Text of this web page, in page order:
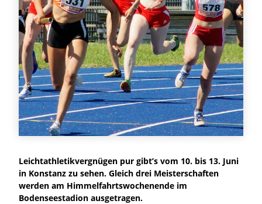
Leichtathletikvergnügen pur gibt’s vom 10. bis 13. Juni
in Konstanz zu sehen. Gleich drei Meisterschaften
werden am Himmelfahrtswochenende im
Bodenseestadion ausgetragen.